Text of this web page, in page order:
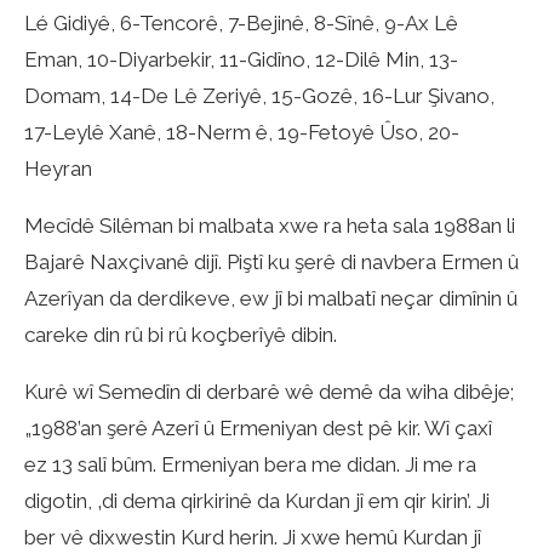
Lé Gidiyê, 6-Tencorê, 7-Bejinê, 8-Sînê, 9-Ax Lê
Eman, 10-Diyarbekir, 11-Gidîno, 12-Dilê Min, 13-
Domam, 14-De Lê Zeriyê, 15-Gozê, 16-Lur Şivano,
17-Leylê Xanê, 18-Nerm ê, 19-Fetoyê Ûso, 20-
Heyran
Mecîdê Silêman bi malbata xwe ra heta sala 1988an li
Bajarê Naxçivanê dijî. Piştî ku şerê di navbera Ermen û
Azerîyan da derdikeve, ew jî bi malbatî neçar dimînin û
careke din rû bi rû koçberîyê dibin.
Kurê wî Semedîn di derbarê wê demê da wiha dibêje;
„1988’an şerê Azerî û Ermeniyan dest pê kir. Wî çaxî
ez 13 salî bûm. Ermeniyan bera me didan. Ji me ra
digotin, ‚di dema qirkirinê da Kurdan jî em qir kirin’. Ji
ber vê dixwestin Kurd herin. Ji xwe hemû Kurdan jî